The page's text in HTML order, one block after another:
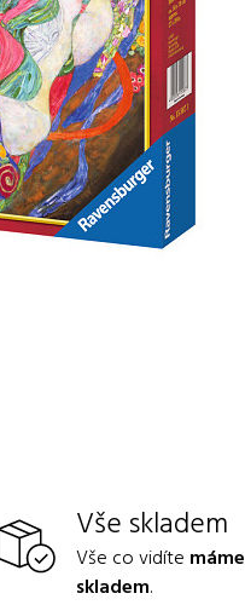
Vše skladem
Vše co vidíte máme
skladem.